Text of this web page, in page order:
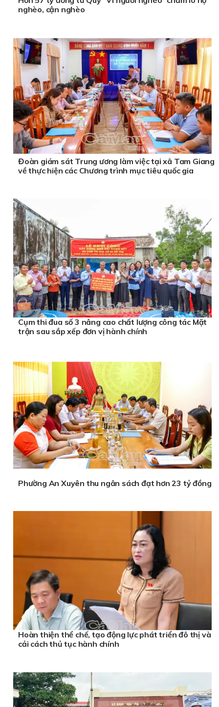
nghèo, cận nghèo
Đoàn giám sát Trung ương làm việc tại xã Tam Giang
về thực hiện các Chương trình mục tiêu quốc gia
Cụm thi đua số 3 nâng cao chất lượng công tác Mặt
trận sau sắp xếp đơn vị hành chính
Phường An Xuyên thu ngân sách đạt hơn 23 tỷ đồng
Hoàn thiện thể chế, tạo động lực phát triển đô thị và
cải cách thủ tục hành chính